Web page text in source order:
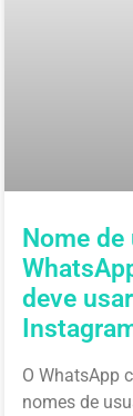
Nome
deve
O WhatsApp
nomes de